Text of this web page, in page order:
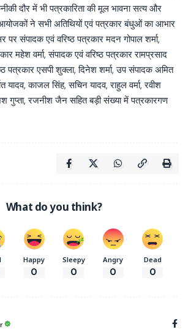
दौर में भी पत्रकारिता की मूल भावना सत्य और
ने सभी अतिथियों एवं पत्रकार बंधुओं का आभार
संपादक एवं वरिष्ठ पत्रकार मदन गोपाल शर्मा,
महेश वर्मा, संपादक एवं वरिष्ठ पत्रकार रामप्रसाद
पत्रकार एसपी शुक्ला, दिनेश शर्मा, उप संपादक अमित
यादव, काजल सिंह, सचिन यादव, राहुल वर्मा, रवीश
गुप्ता, रजनीश जैन सहित बड़ी संख्या में पत्रकारगण
What do you think?
Happy
0
Sleepy
0
Angry
0
Dead
0